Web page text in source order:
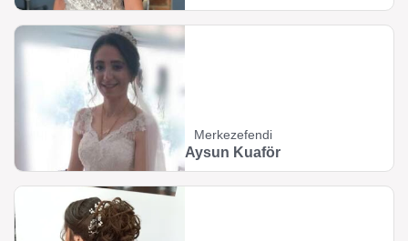
Merkezefendi
Aysun Kuaför